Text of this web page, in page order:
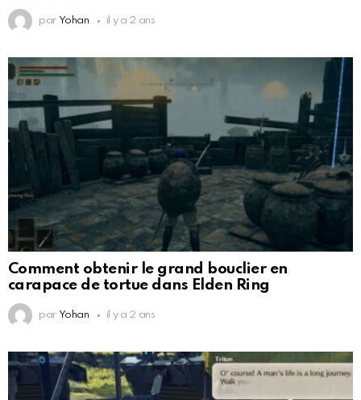
par Yohan il y a 2 ans
Comment obtenir le grand bouclier en
carapace de tortue dans Elden Ring
par Yohan il y a 2 ans